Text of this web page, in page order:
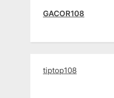
GACOR108
tiptop108